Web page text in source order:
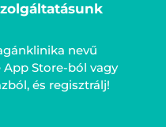
nevű
Store-ból vagy
és regisztrálj!